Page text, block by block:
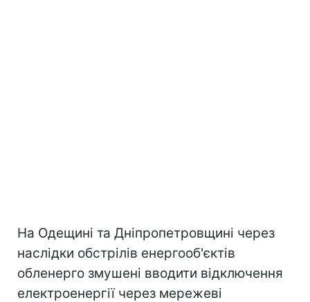
На Одещині та Дніпропетровщині через
наслідки обстрілів енергооб'єктів
обленерго змушені вводити відключення
електроенергії через мережеві